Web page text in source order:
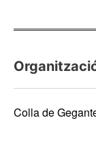
Colla de